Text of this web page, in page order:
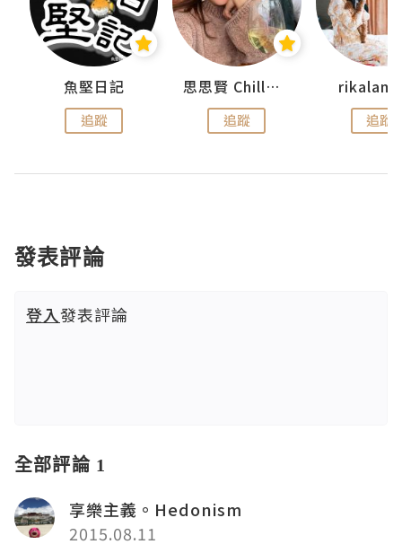
魚堅日記
追蹤
思思賢 ChillMyBabe
追蹤 追蹤
發表評論
登入發表評論
全部評論 1
享樂主義。Hedonism
2015.08.11